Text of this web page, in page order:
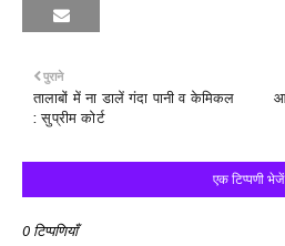
पुराने
तालाबों में ना डालें गंदा पानी व केमिकल
: सुप्रीम कोर्ट
एक टिप्पणी भेजें
0 टिप्पणियाँ